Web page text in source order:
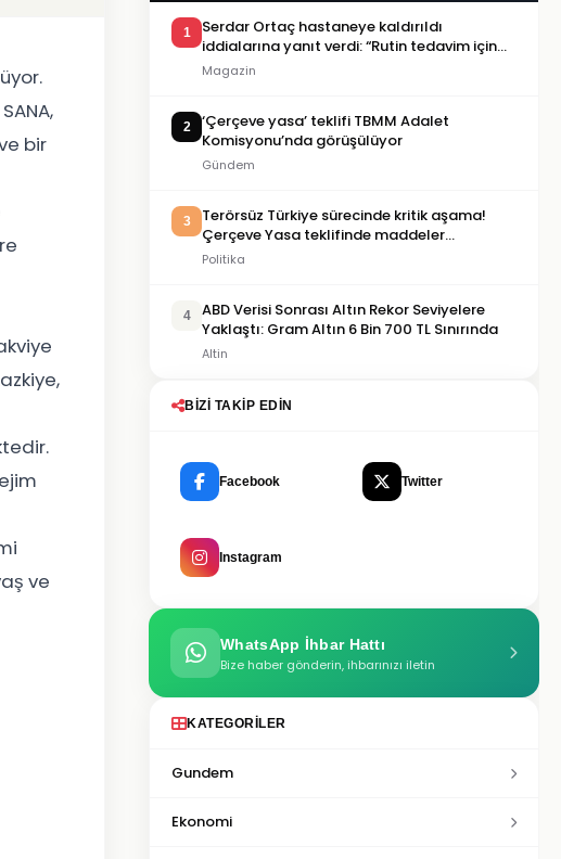
bir
ve
1
Serdar Ortaç hastaneye kaldırıldı
iddialarına yanıt verdi: “Rutin tedavim için
buradayım”
Magazin
2
‘Çerçeve yasa’ teklifi TBMM Adalet
Komisyonu’nda görüşülüyor
Gündem
3
Terörsüz Türkiye sürecinde kritik aşama!
Çerçeve Yasa teklifinde maddeler
görüşülmeye başlandı
Politika
4
ABD Verisi Sonrası Altın Rekor Seviyelere
Yaklaştı: Gram Altın 6 Bin 700 TL Sınırında
Altin
BIZI TAKIP EDIN
Facebook Twitter
Instagram
WhatsApp İhbar Hattı
Bize haber gönderin, ihbarınızı iletin
KATEGORILER
Gundem
Ekonomi